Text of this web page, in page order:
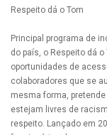
Respeito dá o Tom
Principal programa de
do país, o Respeito dá
oportunidades de
colaboradores que se
mesma forma,
estejam livres de
respeito. Lançado em